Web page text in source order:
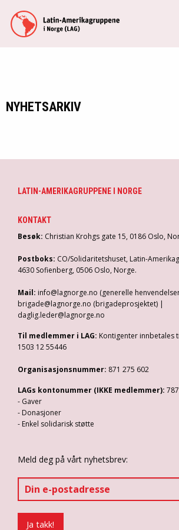
NYHETSARKIV
LATIN-AMERIKAGRUPPENE I NORGE
KONTAKT
Besøk: Christian Krohgs gate 15, 0186 Oslo,
Postboks: CO/Solidaritetshuset, Latin-
4630 Sofienberg, 0506 Oslo, Norge.
Mail: info@lagnorge.no (generelle
brigade@lagnorge.no (brigadeprosjektet) |
daglig.leder@lagnorge.no
Til medlemmer i LAG: Kontigenter innbetales
1503 12 55446
Organisasjonsnummer: 871 275 602
LAGs kontonummer (IKKE medlemmer):
- Gaver
- Donasjoner
- Enkel solidarisk støtte
Meld deg på vårt nyhetsbrev: